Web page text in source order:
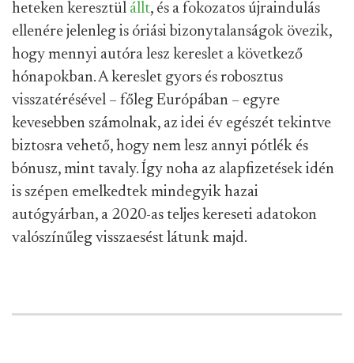
heteken keresztül állt, és a fokozatos újraindulás
ellenére jelenleg is óriási bizonytalanságok övezik,
hogy mennyi autóra lesz kereslet a következő
hónapokban. A kereslet gyors és robosztus
visszatérésével – főleg Európában – egyre
kevesebben számolnak, az idei év egészét tekintve
biztosra vehető, hogy nem lesz annyi pótlék és
bónusz, mint tavaly. Így noha az alapfizetések idén
is szépen emelkedtek mindegyik hazai
autógyárban, a 2020-as teljes kereseti adatokon
valószínűleg visszaesést látunk majd.